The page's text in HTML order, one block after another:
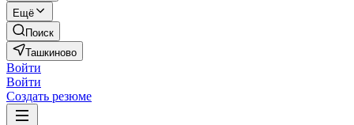
Ещё
Поиск
Ташкиново
Войти
Войти
Создать резюме